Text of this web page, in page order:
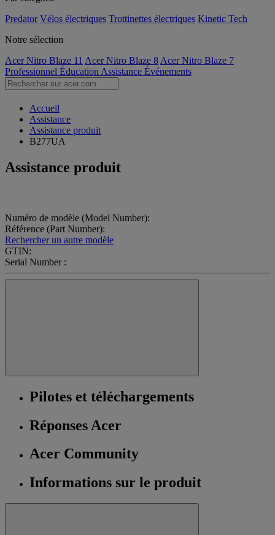
Predator Vélos électriques Trottinettes électriques Kinetic Tech
Notre sélection
Acer Nitro Blaze 11 Acer Nitro Blaze 8 Acer Nitro Blaze 7
Professionnel Éducation Assistance Événements
Accueil
Assistance
Assistance produit
B277UA
Assistance produit
Numéro de modèle (Model Number):
Référence (Part Number):
Rechercher un autre modèle
GTIN:
Serial Number :
Pilotes et téléchargements
Réponses Acer
Acer Community
Informations sur le produit